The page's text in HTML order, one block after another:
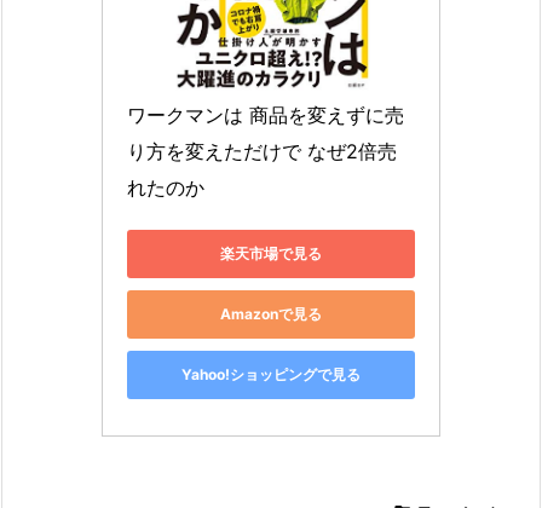
ワークマンは 商品を変えずに売
り方を変えただけで なぜ2倍売
れたのか
楽天市場で見る
Amazonで見る
Yahoo!ショッピングで見る